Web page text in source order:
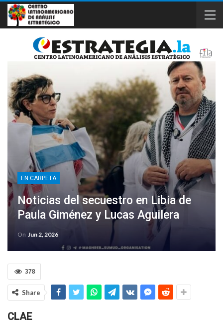
EN CARPETA
Noticias del secuestro en Libia de
Paula Giménez y Lucas Aguilera
On Jun 2, 2026
378
Share
CLAE